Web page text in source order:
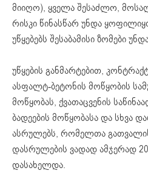
მიიღო), ყველა შესაძლო,
რისკი წინასწარ უნდა
უწყებებს შესაბამისი ზომები
უწყების განმარტებით,
ასფალტ-ბეტონის მოწყობის
მოწყობას, ქვათაცვენის
ბადეების მოწყობასა და სხვა
ასრულებს, რომელთა
დასრულების ვადად ამჯერად
დასახელდა.